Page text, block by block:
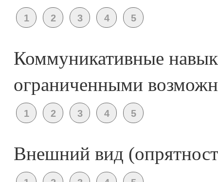
Коммуникативные
ограниченными
Внешний вид